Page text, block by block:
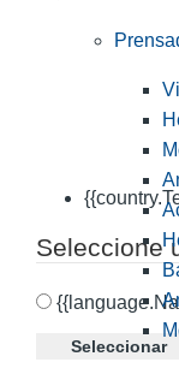
Seleccione
Seleccionar